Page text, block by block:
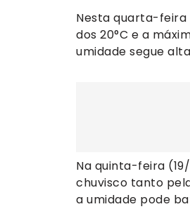
Nesta quarta-feira
dos 20°C e a
umidade segue
Na quinta-feira
chuvisco tanto
a umidade pode